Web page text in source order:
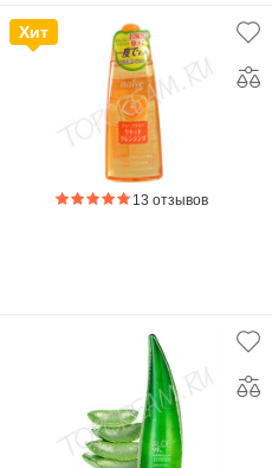
13 отзывов
Хит